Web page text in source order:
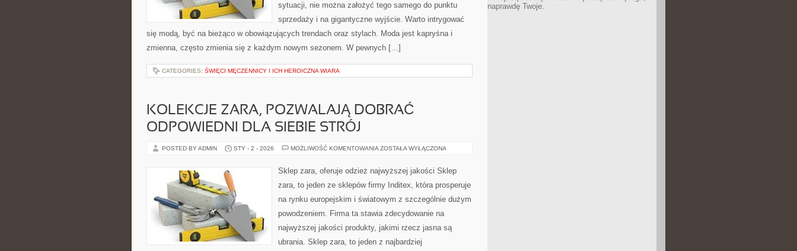
NAJISTOTNIEJSZYCH
sytuacji, nie można założyć tego samego do punktu
sprzedaży i na gigantyczne wyjście. Warto intrygować
się modą, być na bieżąco w obowiązujących trendach oraz stylach. Moda jest kapryśna i
zmienna, często zmienia się z każdym nowym sezonem. W pewnych […]
CATEGORIES: ŚWIĘCI MĘCZENNICY I ICH HEROICZNA WIARA
KOLEKCJE ZARA, POZWALAJĄ DOBRAĆ
ODPOWIEDNI DLA SIEBIE STRÓJ
POSTED BY ADMIN STY - 2 - 2026 MOŻLIWOŚĆ KOMENTOWANIA KOLEKCJE
DOBRAĆ
ODPOWIEDNI
SIEBIE
ZOSTAŁA WYŁĄCZONA
Sklep zara, oferuje odzież najwyższej jakości Sklep
zara, to jeden ze sklepów firmy Inditex, która prosperuje
na rynku europejskim i światowym z szczególnie dużym
powodzeniem. Firma ta stawia zdecydowanie na
najwyższej jakości produkty, jakimi rzecz jasna są
ubrania. Sklep zara, to jeden z najbardziej
naprawdę Twoje.